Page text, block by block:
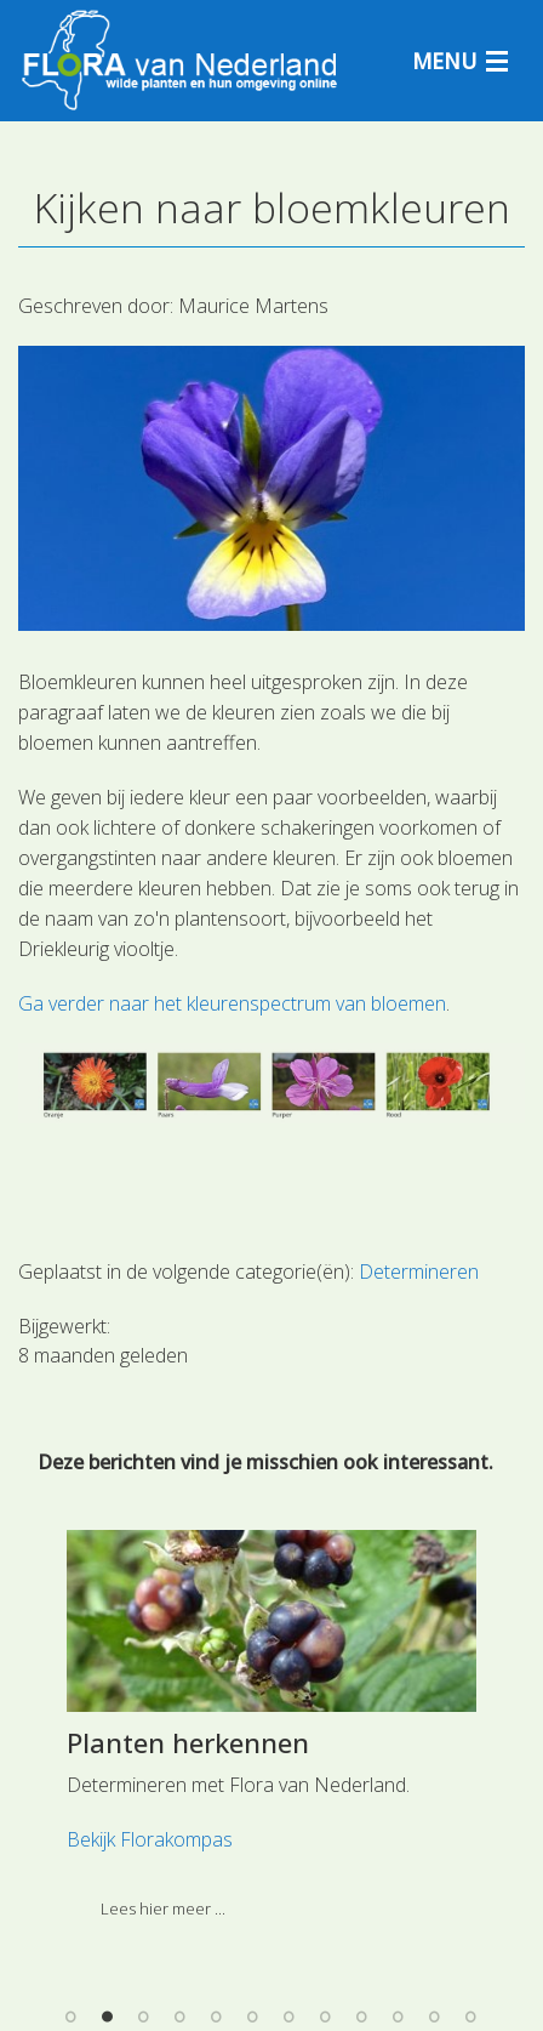
MENU
Plantensoorten
Plantengemeenschappen
Determineren
Kijken naar bloemkleuren
Geschreven door: Maurice Martens
Bloemkleuren kunnen heel uitgesproken zijn. In deze
paragraaf laten we de kleuren zien zoals we die bij
bloemen kunnen aantreffen.
We geven bij iedere kleur een paar voorbeelden, waarbij
dan ook lichtere of donkere schakeringen voorkomen of
overgangstinten naar andere kleuren. Er zijn ook bloemen
die meerdere kleuren hebben. Dat zie je soms ook terug in
de naam van zo'n plantensoort, bijvoorbeeld het
Driekleurig viooltje.
Ga verder naar het kleurenspectrum van bloemen.
Geplaatst in de volgende categorie(ën): Determineren
Bijgewerkt:
8 maanden geleden
Deze berichten vind je misschien ook interessant.
Planten herkennen
Determineren met Flora van Nederland.
Bekijk Florakompas
Lees hier meer ...